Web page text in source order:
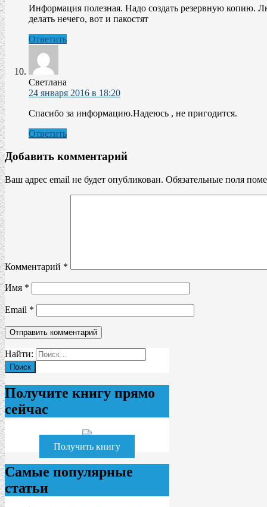
Информация полезная. Надо создать резервную копию.
делать нечего, вот и пакостят
Ответить
Светлана
24 января 2016 в 18:20
Спасибо за информацию.Надеюсь , не пригодится.
Ответить
Добавить комментарий
Ваш адрес email не будет опубликован. Обязательные поля
Комментарий *
Имя *
Email *
Найти:
Получите книгу прямо
сейчас
Получить книгу
Самые популярные
статьи